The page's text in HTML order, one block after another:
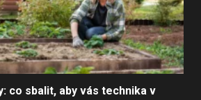
co sbalit, aby vás technika v